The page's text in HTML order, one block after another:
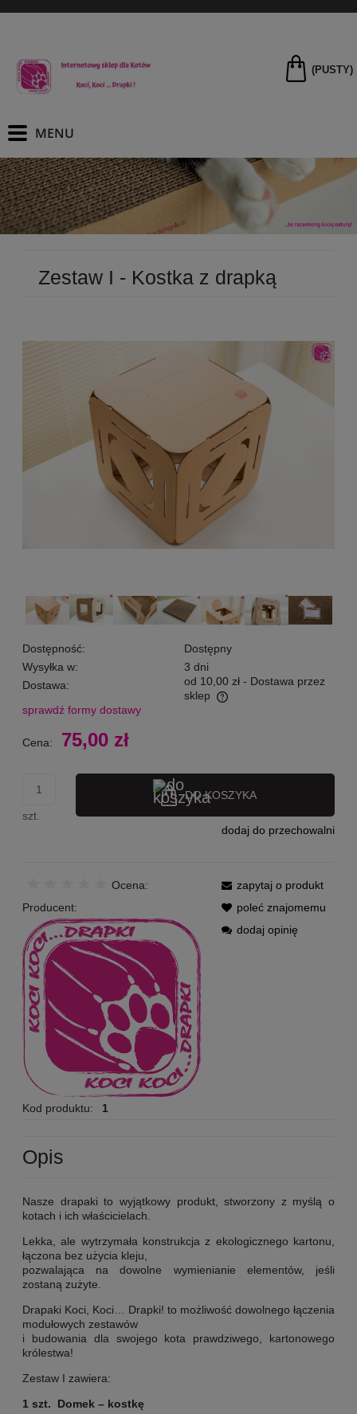
(PUSTY)
Zestaw I - Kostka z drapką
Dostępność:
Dostępny
Wysyłka w:
3 dni
Dostawa:
od 10,00 zł - Dostawa przez
sklep
Cena nie zawiera ewentualnych kosztów płatności
sprawdź formy dostawy
Cena: 75,00 zł
szt.
DO KOSZYKA
dodaj do przechowalni
Ocena:
Producent:
Kod produktu: 1
zapytaj o produkt
poleć znajomemu
dodaj opinię
Opis
Nasze drapaki to wyjątkowy produkt, stworzony z myślą o
kotach i ich właścicielach.
Lekka, ale wytrzymała konstrukcja z ekologicznego kartonu,
łączona bez użycia kleju,
pozwalająca na dowolne wymienianie elementów, jeśli
zostaną zużyte.
Drapaki Koci, Koci… Drapki! to możliwość dowolnego łączenia
modułowych zestawów
i budowania dla swojego kota prawdziwego, kartonowego
królestwa!
Zestaw I zawiera:
1 szt. Domek – kostkę